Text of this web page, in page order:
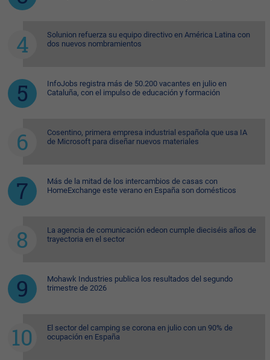
Solunion refuerza su equipo directivo en América Latina con
dos nuevos nombramientos
InfoJobs registra más de 50.200 vacantes en julio en
Cataluña, con el impulso de educación y formación
Cosentino, primera empresa industrial española que usa IA
de Microsoft para diseñar nuevos materiales
Más de la mitad de los intercambios de casas con
HomeExchange este verano en España son domésticos
La agencia de comunicación edeon cumple dieciséis años de
trayectoria en el sector
Mohawk Industries publica los resultados del segundo
trimestre de 2026
El sector del camping se corona en julio con un 90% de
ocupación en España